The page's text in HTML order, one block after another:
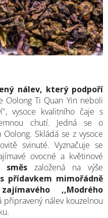
nálev, který podpoří
Oolong Ti Quan Yin neboli
vysoce kvalitního čaje s
chutí. Jedná se o
Skládá se z vysoce
svinuté. Vyznačuje se
ovocné a květinové
založená na výše
s přídavkem mimořádně
zajímavého ,,Modrého
připravený nálev kouzelnou